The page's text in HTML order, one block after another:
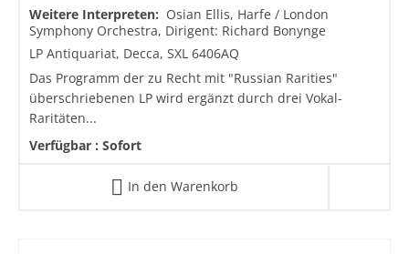
Weitere Interpreten: Osian Ellis, Harfe / London
Symphony Orchestra, Dirigent: Richard Bonynge
LP Antiquariat, Decca, SXL 6406AQ
Das Programm der zu Recht mit "Russian Rarities"
überschriebenen LP wird ergänzt durch drei Vokal-
Raritäten...
Verfügbar : Sofort
In den Warenkorb